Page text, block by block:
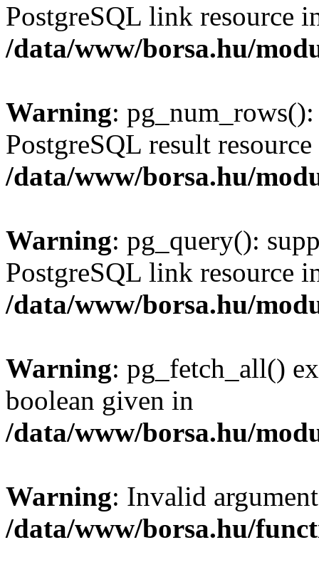
PostgreSQL link resource
/data/www/borsa.hu/
Warning:
PostgreSQL result
/data/www/borsa.hu/
Warning: pg_query():
PostgreSQL link resource
/data/www/borsa.hu/
Warning: pg_fetch_all()
boolean given in
/data/www/borsa.hu/
Warning: Invalid
/data/www/borsa.hu/